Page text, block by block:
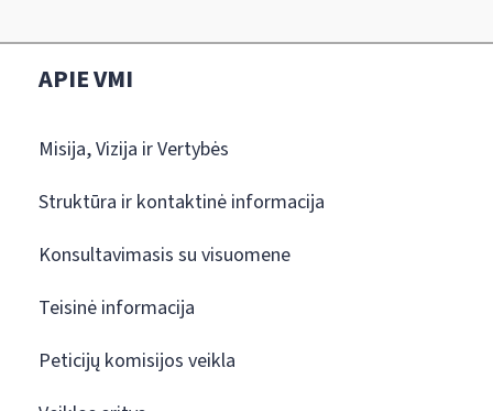
APIE VMI
Misija, Vizija ir Vertybės
Struktūra ir kontaktinė informacija
Konsultavimasis su visuomene
Teisinė informacija
Peticijų komisijos veikla